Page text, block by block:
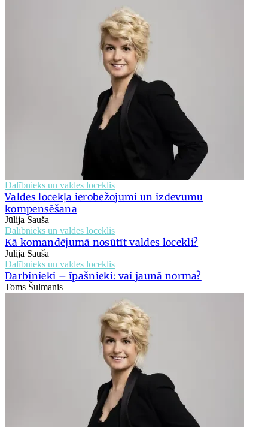
Dalībnieks un valdes loceklis
Valdes locekļa ierobežojumi un izdevumu
kompensēšana
Jūlija Sauša
Dalībnieks un valdes loceklis
Kā komandējumā nosūtīt valdes locekli?
Jūlija Sauša
Dalībnieks un valdes loceklis
Darbinieki – īpašnieki: vai jaunā norma?
Toms Šulmanis